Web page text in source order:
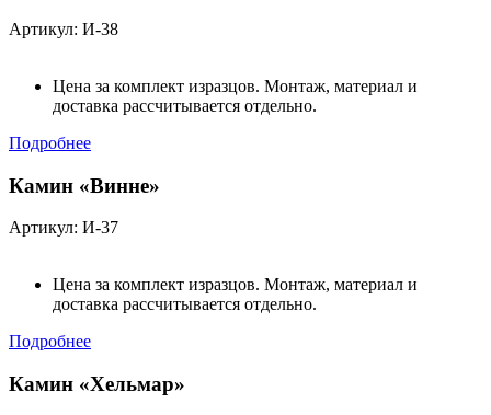
Артикул: И-38
Цена за комплект изразцов. Монтаж, материал и
доставка рассчитывается отдельно.
Подробнее
Камин «Винне»
Артикул: И-37
Цена за комплект изразцов. Монтаж, материал и
доставка рассчитывается отдельно.
Подробнее
Камин «Хельмар»